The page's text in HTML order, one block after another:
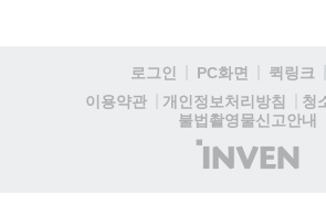
로그인 PC화면 퀵링크
이용약관
개인정보처리방침
청
불법촬영물신고안내
(주)
인